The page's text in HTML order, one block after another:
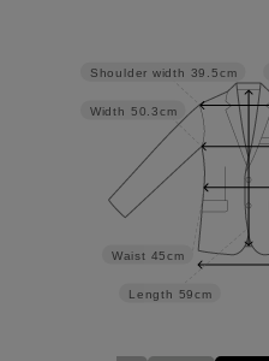
Length 59cm
Waist 45cm
Width 50.3cm
Shoulder width 39.5cm